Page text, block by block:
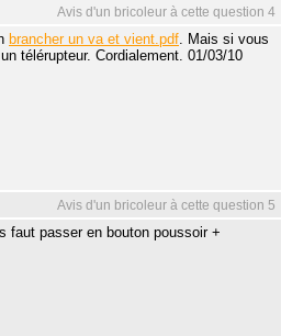
Avis d'un bricoleur à cette question 4
brancher un va et vient.pdf. Mais si vous
télérupteur. Cordialement. 01/03/10
Avis d'un bricoleur à cette question 5
faut passer en bouton poussoir +